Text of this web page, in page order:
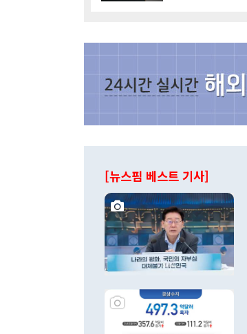
[뉴스핌 베스트 기사]